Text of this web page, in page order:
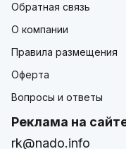
Обратная связь
О компании
Правила размещения
Оферта
Вопросы и ответы
Реклама на
rk@nado.info